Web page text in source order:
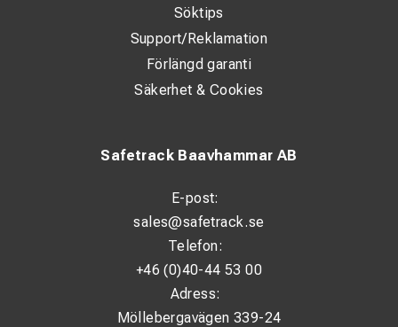
Safetrack Baavhammar AB
E-post:
sales@safetrack.se
Telefon:
+46 (0)40-44 53 00
Adress:
Möllebergavägen 339-24
Söktips
Support/Reklamation
Förlängd garanti
Säkerhet & Cookies